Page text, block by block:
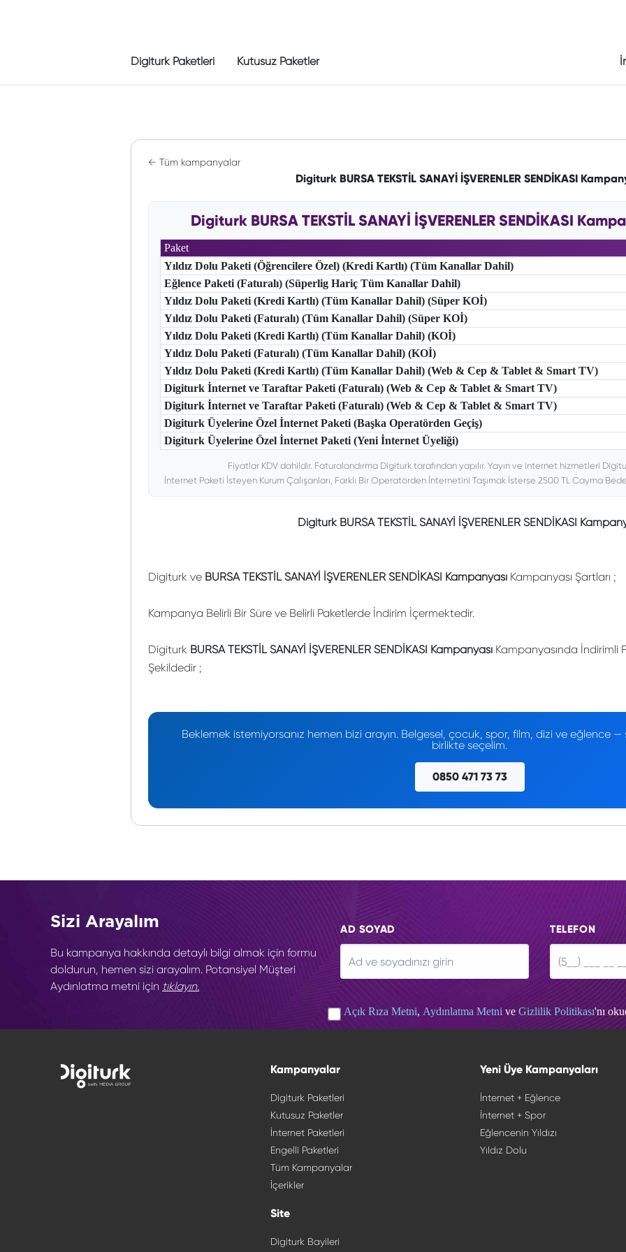
Digiturk Paketleri Kutusuz Paketler
← Tüm kampanyalar
Digiturk BURSA TEKSTİL SANAYİ İŞVERENLER SENDİKASI
Digiturk BURSA TEKSTİL SANAYİ İŞVERENLER SENDİKASI
Paket
Yıldız Dolu Paketi (Öğrencilere Özel) (Kredi Kartlı) (Tüm Kanallar Dahil)
Eğlence Paketi (Faturalı) (Süperlig Hariç Tüm Kanallar Dahil)
Yıldız Dolu Paketi (Kredi Kartlı) (Tüm Kanallar Dahil) (Süper KOİ)
Yıldız Dolu Paketi (Faturalı) (Tüm Kanallar Dahil) (Süper KOİ)
Yıldız Dolu Paketi (Kredi Kartlı) (Tüm Kanallar Dahil) (KOİ)
Yıldız Dolu Paketi (Faturalı) (Tüm Kanallar Dahil) (KOİ)
Yıldız Dolu Paketi (Kredi Kartlı) (Tüm Kanallar Dahil) (Web & Cep & Tablet & Smart TV)
Digiturk İnternet ve Taraftar Paketi (Faturalı) (Web & Cep & Tablet & Smart TV)
Digiturk İnternet ve Taraftar Paketi (Faturalı) (Web & Cep & Tablet & Smart TV)
Digiturk Üyelerine Özel İnternet Paketi (Başka Operatörden Geçiş)
Digiturk Üyelerine Özel İnternet Paketi (Yeni İnternet Üyeliği)
Fiyatlar KDV dahildir. Faturalandırma Digiturk tarafından yapılır. Yayın ve internet hizmetleri
İnternet Paketi İsteyen Kurum Çalışanları, Farklı Bir Operatörden İnternetini Taşımak İsterse 2500 TL Cayma
Digiturk BURSA TEKSTİL SANAYİ İŞVERENLER SENDİKASI
Digiturk ve BURSA TEKSTİL SANAYİ İŞVERENLER SENDİKASI Kampanyası Kampanyası Şartları ;
Kampanya Belirli Bir Süre ve Belirli Paketlerde İndirim İçermektedir.
Digiturk BURSA TEKSTİL SANAYİ İŞVERENLER SENDİKASI Kampanyası Kampanyasında İndirimli
Şekildedir ;
Beklemek istemiyorsanız hemen bizi arayın. Belgesel, çocuk, spor, film, dizi ve eğlence
birlikte seçelim.
0850 471 73 73
Sizi Arayalım
Bu kampanya hakkında detaylı bilgi almak için formu
doldurun, hemen sizi arayalım. Potansiyel Müşteri
Aydınlatma metni için tıklayın.
AD SOYAD TELEFON
Açık Rıza Metni, Aydınlatma Metni ve Gizlilik Politikası'nı
Kampanyalar
Digiturk Paketleri
Kutusuz Paketler
İnternet Paketleri
Engelli Paketleri
Tüm Kampanyalar
İçerikler
Site
Digiturk Bayileri
Yeni Üye Kampanyaları
İnternet + Eğlence
İnternet + Spor
Eğlencenin Yıldızı
Yıldız Dolu